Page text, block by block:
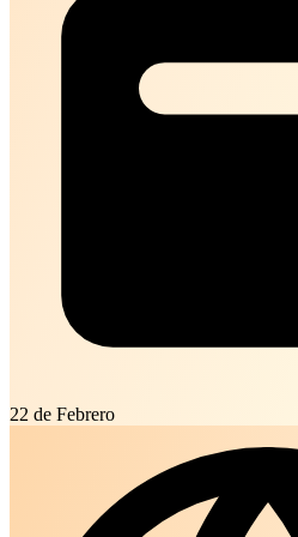
22 de Febrero